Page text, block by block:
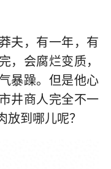
夫，有一年，有
，会腐烂变质，
暴躁。但是他心
井商人完全不一
到哪儿呢？